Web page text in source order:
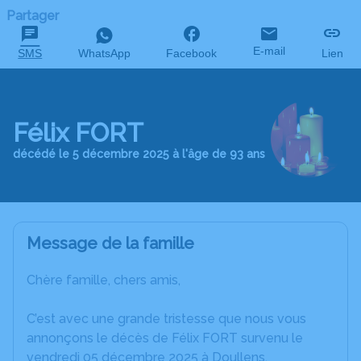
Partager
SMS WhatsApp Facebook E-mail Lien
Félix FORT
décédé le 5 décembre 2025 à l'âge de 93 ans
Message de la famille
Chère famille, chers amis,
C’est avec une grande tristesse que nous vous
annonçons le décès de Félix FORT survenu le
vendredi 05 décembre 2025 à Doullens.